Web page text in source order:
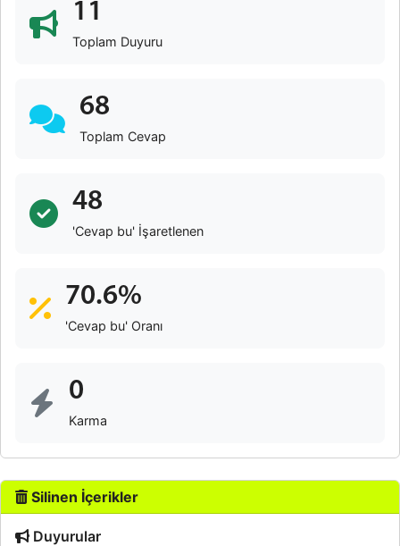
11
Toplam Duyuru
68
Toplam Cevap
48
'Cevap bu' İşaretlenen
70.6%
'Cevap bu' Oranı
0
Karma
Silinen İçerikler
Duyurular